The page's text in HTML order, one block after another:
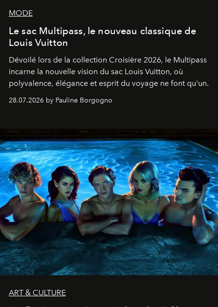
MODE
Le sac Multipass, le nouveau classique de
Louis Vuitton
Dévoilé lors de la collection Croisière 2026, le Multipass
incarne la nouvelle vision du sac Louis Vuitton, où
polyvalence, élégance et esprit du voyage ne font qu'un.
28.07.2026 by Pauline Borgogno
ART & CULTURE